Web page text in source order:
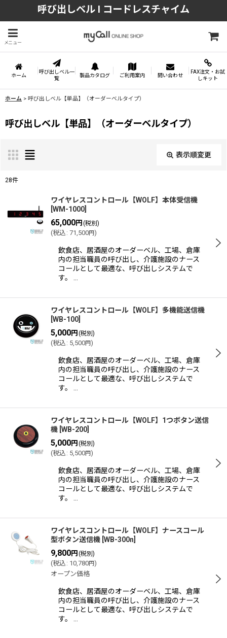
呼び出しベル l コードレスチャイム
メニュー
ホーム
呼び出しベル一
覧
製品カタログ ご利用案内 問い合わせ
FAX注文・お試
しキット
ホーム > 呼び出しベル【単品】（オーダーベルタイプ）
呼び出しベル【単品】（オーダーベルタイプ）
表示順変更
サブカテゴリ
表示数:
28件
ワイヤレスコントロール【WOLF】本体受信機
WM-1000
65,000円 (税別)
(税込 : 71,500円)
飲食店、居酒屋のオーダーベル、工場、倉庫
内の担当職員の呼び出し、介護施設のナース
コールとして最適な、呼び出しシステムで
す。 …
ワイヤレスコントロール【WOLF】多機能送信機
WB-100
5,000円 (税別)
(税込 : 5,500円)
飲食店、居酒屋のオーダーベル、工場、倉庫
内の担当職員の呼び出し、介護施設のナース
コールとして最適な、呼び出しシステムで
す。 …
ワイヤレスコントロール【WOLF】1つボタン送信
機 WB-200
5,000円 (税別)
(税込 : 5,500円)
飲食店、居酒屋のオーダーベル、工場、倉庫
内の担当職員の呼び出し、介護施設のナース
コールとして最適な、呼び出しシステムで
す。 …
ワイヤレスコントロール【WOLF】ナースコール
型ボタン送信機 WB-300n
9,800円 (税別)
(税込 : 10,780円)
オープン価格
飲食店、居酒屋のオーダーベル、工場、倉庫
内の担当職員の呼び出し、介護施設のナース
コールとして最適な、呼び出しシステムで
す。 …